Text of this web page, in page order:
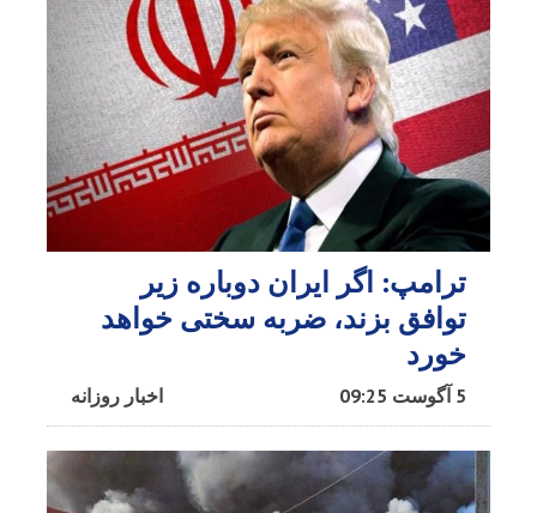
ترامپ: اگر ایران دوباره زیر
توافق بزند، ضربه سختی خواهد
خورد
اخبار روزانه 5 آگوست 09:25